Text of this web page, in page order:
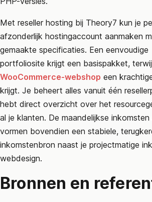
Met reseller hosting bij Theory7 kun je
afzonderlijk hostingaccount aanmaken
gemaakte specificaties. Een eenvoudige
portfoliosite krijgt een basispakket,
WooCommerce-webshop een
krijgt. Je beheert alles vanuit één
hebt direct overzicht over het
al je klanten. De maandelijkse
vormen bovendien een stabiele,
inkomstenbron naast je projectmatige
webdesign.
Bronnen en